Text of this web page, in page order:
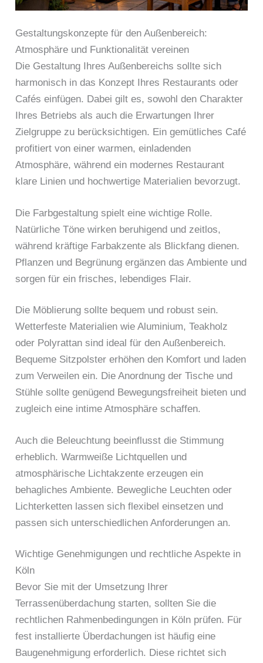
Gestaltungskonzepte für den Außenbereich:
Atmosphäre und Funktionalität vereinen
Die Gestaltung Ihres Außenbereichs sollte sich
harmonisch in das Konzept Ihres Restaurants oder
Cafés einfügen. Dabei gilt es, sowohl den Charakter
Ihres Betriebs als auch die Erwartungen Ihrer
Zielgruppe zu berücksichtigen. Ein gemütliches Café
profitiert von einer warmen, einladenden
Atmosphäre, während ein modernes Restaurant
klare Linien und hochwertige Materialien bevorzugt.
Die Farbgestaltung spielt eine wichtige Rolle.
Natürliche Töne wirken beruhigend und zeitlos,
während kräftige Farbakzente als Blickfang dienen.
Pflanzen und Begrünung ergänzen das Ambiente und
sorgen für ein frisches, lebendiges Flair.
Die Möblierung sollte bequem und robust sein.
Wetterfeste Materialien wie Aluminium, Teakholz
oder Polyrattan sind ideal für den Außenbereich.
Bequeme Sitzpolster erhöhen den Komfort und laden
zum Verweilen ein. Die Anordnung der Tische und
Stühle sollte genügend Bewegungsfreiheit bieten und
zugleich eine intime Atmosphäre schaffen.
Auch die Beleuchtung beeinflusst die Stimmung
erheblich. Warmweiße Lichtquellen und
atmosphärische Lichtakzente erzeugen ein
behagliches Ambiente. Bewegliche Leuchten oder
Lichterketten lassen sich flexibel einsetzen und
passen sich unterschiedlichen Anforderungen an.
Wichtige Genehmigungen und rechtliche Aspekte in
Köln
Bevor Sie mit der Umsetzung Ihrer
Terrassenüberdachung starten, sollten Sie die
rechtlichen Rahmenbedingungen in Köln prüfen. Für
fest installierte Überdachungen ist häufig eine
Baugenehmigung erforderlich. Diese richtet sich